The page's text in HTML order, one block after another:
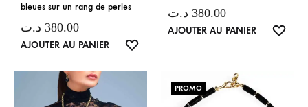
bleues sur un rang de perles
380.00 د.ت
AJOUTER AU PANIER
380.00 د.ت
AJOUTER AU PANIER
PROMO